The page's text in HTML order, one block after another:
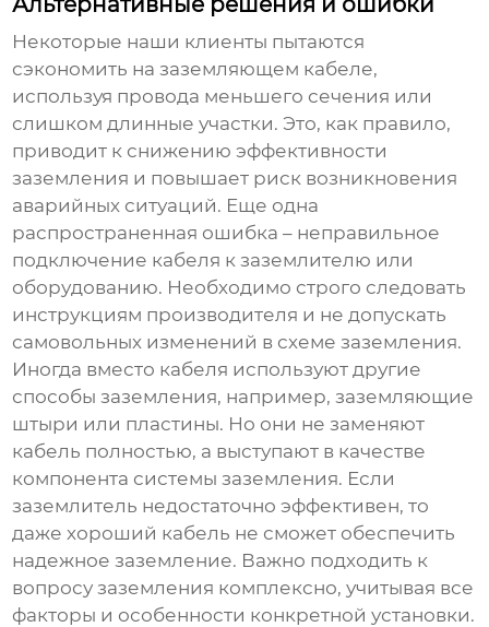
Некоторые наши клиенты пытаются
сэкономить назаземляющем кабеле,
используя провода меньшего сечения или
слишком длинные участки. Это, как правило,
приводит к снижению эффективности
заземления и повышает риск возникновения
аварийных ситуаций. Еще одна
распространенная ошибка – неправильное
подключение кабеля к заземлителю или
оборудованию. Необходимо строго следовать
инструкциям производителя и не допускать
самовольных изменений в схеме заземления.
Иногда вместо кабеля используют другие
способы заземления, например, заземляющие
штыри или пластины. Но они не заменяют
кабель полностью, а выступают в качестве
компонента системы заземления. Если
заземлитель недостаточно эффективен, то
даже хороший кабель не сможет обеспечить
надежное заземление. Важно подходить к
вопросу заземления комплексно, учитывая все
факторы и особенности конкретной установки.